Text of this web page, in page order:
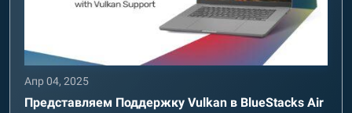
Апр 04, 2025
Представляем Поддержку Vulkan в BlueStacks Air